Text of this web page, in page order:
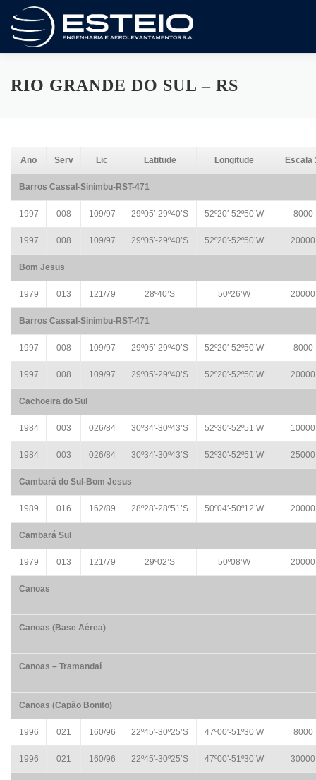
para
conteúdo
A Empresa Serviços Artigos E Trabalhos
RIO GRANDE DO SUL – RS
Ano Serv Lic Latitude Longitude Escala
Barros Cassal-Sinimbu-RST-471
1997 008 109/97 29º05′-29º40’S 52º20′-52º50’W 8000
1997 008 109/97 29º05′-29º40’S 52º20′-52º50’W 20000
Bom Jesus
1979 013 121/79 28º40’S 50º26’W 20000
Barros Cassal-Sinimbu-RST-471
1997 008 109/97 29º05′-29º40’S 52º20′-52º50’W 8000
1997 008 109/97 29º05′-29º40’S 52º20′-52º50’W 20000
Cachoeira do Sul
1984 003 026/84 30º34′-30º43’S 52º30′-52º51’W 10000
1984 003 026/84 30º34′-30º43’S 52º30′-52º51’W 25000
Cambará do Sul-Bom Jesus
1989 016 162/89 28º28′-28º51’S 50º04′-50º12’W 20000
Cambará Sul
1979 013 121/79 29º02’S 50º08’W 20000
Canoas
Canoas (Base Aérea)
Canoas – Tramandaí
Canoas (Capão Bonito)
1996 021 160/96 22º45′-30º25’S 47º00′-51º30’W 8000
1996 021 160/96 22º45′-30º25’S 47º00′-51º30’W 30000